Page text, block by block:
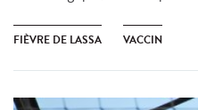
FIÈVRE DE LASSA VACCIN